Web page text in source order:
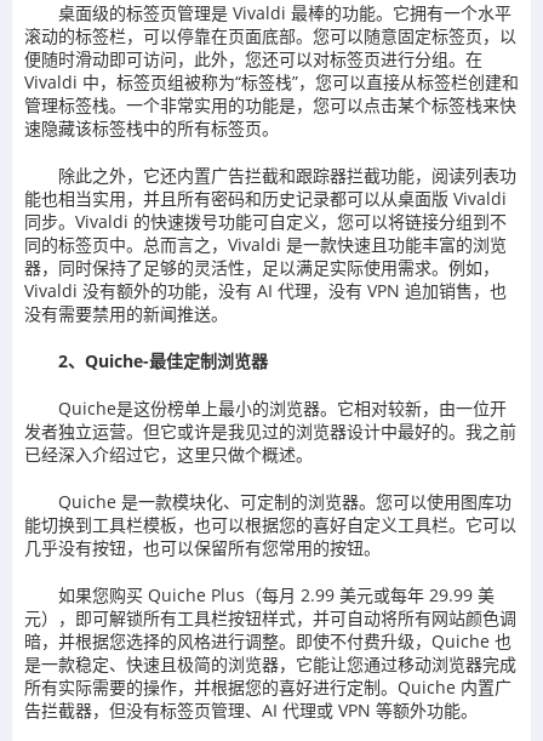
桌面级的标签页管理是 Vivaldi 最棒的功能。它拥有一个水平
滚动的标签栏，可以停靠在页面底部。您可以随意固定标签页，以
便随时滑动即可访问，此外，您还可以对标签页进行分组。在
Vivaldi 中，标签页组被称为“标签栈”，您可以直接从标签栏创建和
管理标签栈。一个非常实用的功能是，您可以点击某个标签栈来快
速隐藏该标签栈中的所有标签页。
除此之外，它还内置广告拦截和跟踪器拦截功能，阅读列表功
能也相当实用，并且所有密码和历史记录都可以从桌面版 Vivaldi
同步。Vivaldi 的快速拨号功能可自定义，您可以将链接分组到不
同的标签页中。总而言之，Vivaldi 是一款快速且功能丰富的浏览
器，同时保持了足够的灵活性，足以满足实际使用需求。例如，
Vivaldi 没有额外的功能，没有 AI 代理，没有 VPN 追加销售，也
没有需要禁用的新闻推送。
2、Quiche-最佳定制浏览器
Quiche是这份榜单上最小的浏览器。它相对较新，由一位开
发者独立运营。但它或许是我见过的浏览器设计中最好的。我之前
已经深入介绍过它，这里只做个概述。
Quiche 是一款模块化、可定制的浏览器。您可以使用图库功
能切换到工具栏模板，也可以根据您的喜好自定义工具栏。它可以
几乎没有按钮，也可以保留所有您常用的按钮。
如果您购买 Quiche Plus（每月 2.99 美元或每年 29.99 美
元），即可解锁所有工具栏按钮样式，并可自动将所有网站颜色调
暗，并根据您选择的风格进行调整。即使不付费升级，Quiche 也
是一款稳定、快速且极简的浏览器，它能让您通过移动浏览器完成
所有实际需要的操作，并根据您的喜好进行定制。Quiche 内置广
告拦截器，但没有标签页管理、AI 代理或 VPN 等额外功能。